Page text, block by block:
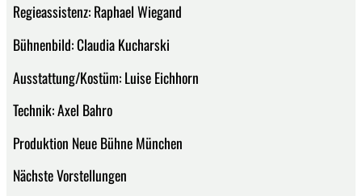
Regieassistenz: Raphael Wiegand
Bühnenbild: Claudia Kucharski
Ausstattung/Kostüm: Luise Eichhorn
Technik: Axel Bahro
Produktion Neue Bühne München
Nächste Vorstellungen